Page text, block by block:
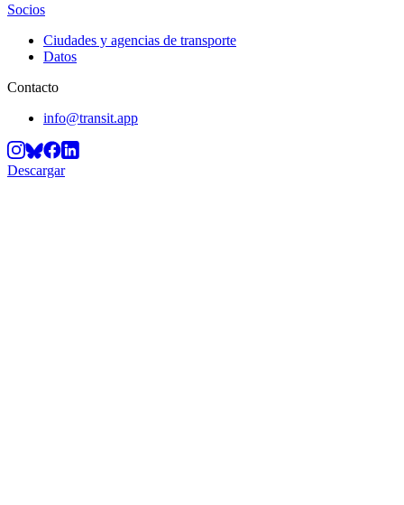
Socios
Ciudades y agencias de transporte
Datos
Contacto
info@transit.app
Descargar